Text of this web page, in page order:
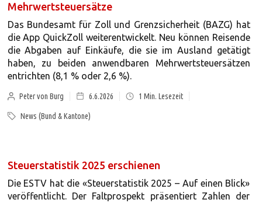
Mehrwertsteuersätze
Das Bundesamt für Zoll und Grenzsicherheit (BAZG) hat
die App QuickZoll weiterentwickelt. Neu können Reisende
die Abgaben auf Einkäufe, die sie im Ausland getätigt
haben, zu beiden anwendbaren Mehrwertsteuersätzen
entrichten (8,1 % oder 2,6 %).
Peter von Burg 6.6.2026 1 Min. Lesezeit
News (Bund & Kantone)
Steuerstatistik 2025 erschienen
Die ESTV hat die «Steuerstatistik 2025 – Auf einen Blick»
veröffentlicht. Der Faltprospekt präsentiert Zahlen der